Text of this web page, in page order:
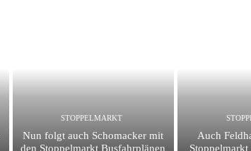
STOPPELMARKT
Nun folgt auch Schomacker mit
den Stoppelmarkt Busfahrplänen
Auch